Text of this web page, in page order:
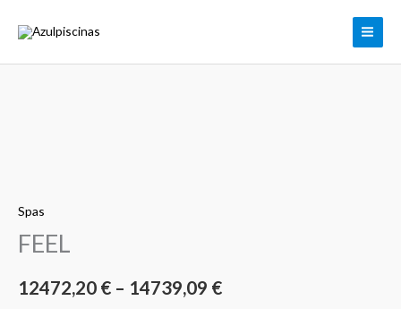
Spas
FEEL
12472,20 € – 14739,09 €